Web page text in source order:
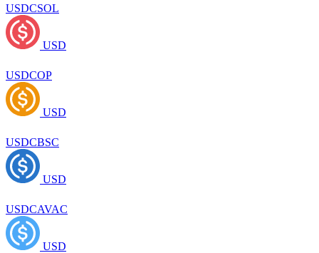
USDCSOL
USD
USDCOP
USD
USDCBSC
USD
USDCAVAC
USD